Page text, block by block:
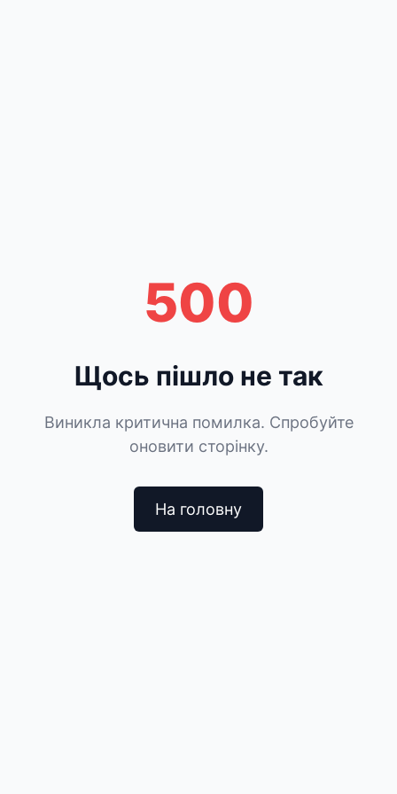
500
Щось пішло не так
Виникла критична помилка. Спробуйте
оновити сторінку.
На головну